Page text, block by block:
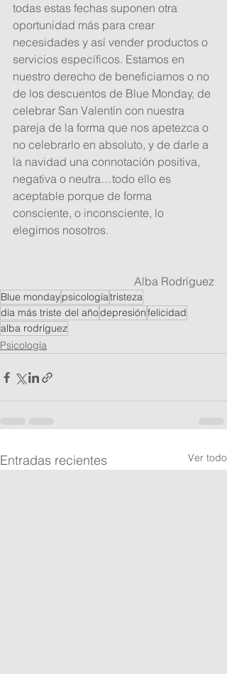
todas estas fechas suponen otra
oportunidad más para crear
necesidades y así vender productos o
servicios específicos. Estamos en
nuestro derecho de beneficiarnos o no
de los descuentos de Blue Monday, de
celebrar San Valentín con nuestra
pareja de la forma que nos apetezca o
no celebrarlo en absoluto, y de darle a
la navidad una connotación positiva,
negativa o neutra…todo ello es
aceptable porque de forma
consciente, o inconsciente, lo
elegimos nosotros.
Alba Rodríguez
Blue mondaypsicologíatristeza
día más triste del añodepresiónfelicidad
alba rodríguez
Psicología
Entradas recientes Ver todo